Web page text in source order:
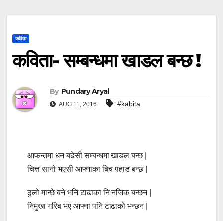
कविता
कविता- सम्बन्धमा खाडल बन्छ !
By Pundary Aryal
AUG 11, 2016 #kabita
आफन्तमा धन बढेसी सम्बन्धमा खाडल बन्छ |
चित्त सानो भएसी आफ्नाका बिच पहाड बन्छ |
ठुलो मान्छे बने भनि टाढाका नि नजिक बन्छन |
निमुखा गरिब भए आफ्ना पनि टाढाको भन्छन |